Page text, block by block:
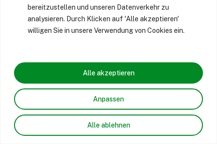
bereitzustellen und unseren Datenverkehr zu
analysieren. Durch Klicken auf 'Alle akzeptieren'
willigen Sie in unsere Verwendung von Cookies ein.
Anpassen
Alle ablehnen
Alle akzeptieren